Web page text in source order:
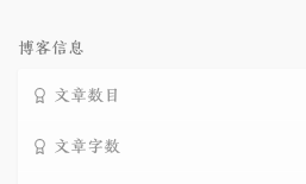
博客信息
文章数目
文章字数